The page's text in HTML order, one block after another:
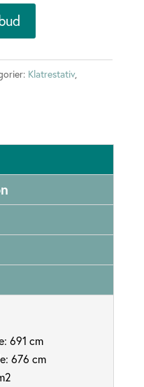
Klatrestativ,
691 cm
676 cm